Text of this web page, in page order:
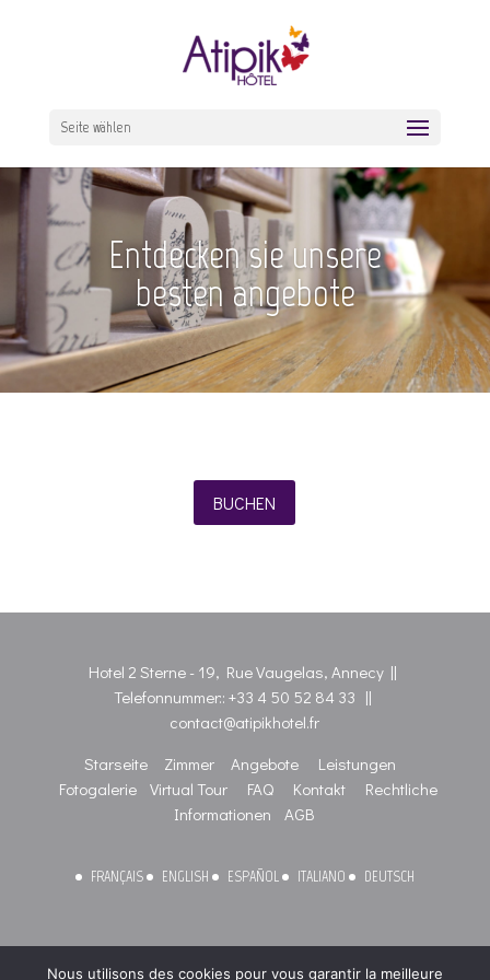
Seite wählen
Entdecken sie unsere
besten angebote
BUCHEN
Hotel 2 Sterne - 19, Rue Vaugelas, Annecy ||
Telefonnummer::+33 4 50 52 84 33 ||
contact@atipikhotel.fr
Starseite
Zimmer Angebote
Leistungen
Fotogalerie
Virtual Tour FAQ Kontakt
Rechtliche
Informationen
AGB
FRANÇAIS ENGLISH ESPAÑOL ITALIANO DEUTSCH
Nous utilisons des cookies pour vous garantir la meilleure